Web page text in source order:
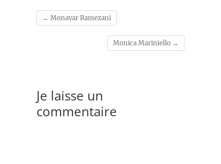
← Monavar Ramezani
Monica Mariniello →
Je laisse un
commentaire